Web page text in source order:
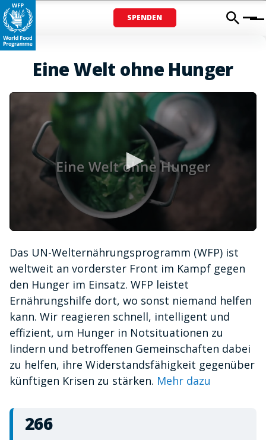
SPENDEN Menu
Eine Welt ohne Hunger
of
minute,
10
seconds
Das UN-Welternährungsprogramm (WFP) ist
weltweit an vorderster Front im Kampf gegen
den Hunger im Einsatz. WFP leistet
Ernährungshilfe dort, wo sonst niemand helfen
kann. Wir reagieren schnell, intelligent und
effizient, um Hunger in Notsituationen zu
lindern und betroffenen Gemeinschaften dabei
zu helfen, ihre Widerstandsfähigkeit gegenüber
künftigen Krisen zu stärken. Mehr dazu
266